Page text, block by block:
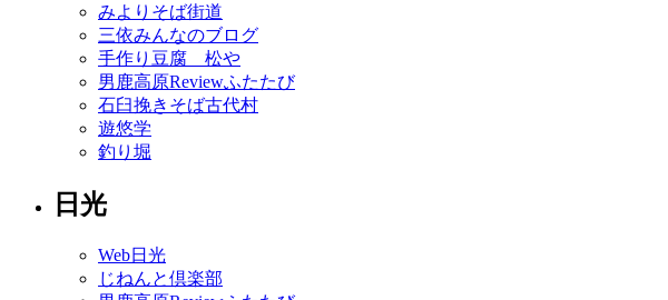
みよりそば街道
三依みんなのブログ
手作り豆腐 松や
男鹿高原Reviewふたたび
石臼挽きそば古代村
遊悠学
釣り堀
日光
Web日光
じねんと倶楽部